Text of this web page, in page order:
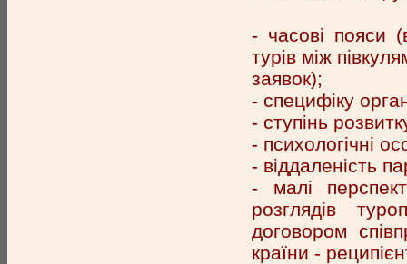
- часові пояси
турів між
заявок);
- специфіку
- ступінь
- психологічні
- віддаленість
- малі
розглядів
договором
країни -